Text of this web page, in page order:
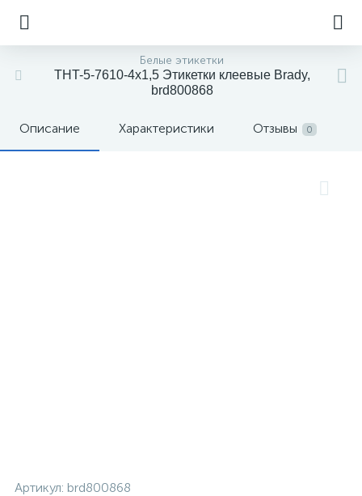
Белые этикетки
THT-5-7610-4х1,5 Этикетки клеевые Brady,
brd800868
Описание Характеристики Отзывы 0
Артикул: brd800868